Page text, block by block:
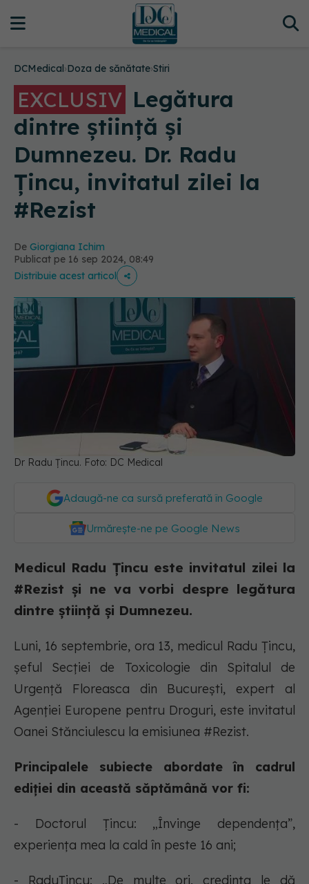
DCMedical›Doza de sănătate›Stiri
EXCLUSIV Legătura
dintre știință și
Dumnezeu. Dr. Radu
Țincu, invitatul zilei la
#Rezist
De Giorgiana Ichim
Publicat pe 16 sep 2024, 08:49
Distribuie acest articol
Dr Radu Țincu. Foto: DC Medical
Adaugă-ne ca sursă preferată în Google
Urmărește-ne pe Google News
Medicul Radu Țincu este invitatul zilei la
#Rezist și ne va vorbi despre legătura
dintre știință și Dumnezeu.
Luni, 16 septembrie, ora 13, medicul Radu Țincu,
șeful Secției de Toxicologie din Spitalul de
Urgență Floreasca din București, expert al
Agenției Europene pentru Droguri, este invitatul
Oanei Stănciulescu la emisiunea #Rezist.
Principalele subiecte abordate în cadrul
ediției din această săptămână vor fi:
- Doctorul Țincu: „Învinge dependența”,
experiența mea la cald în peste 16 ani;
- RaduȚincu: „De multe ori, credința le dă